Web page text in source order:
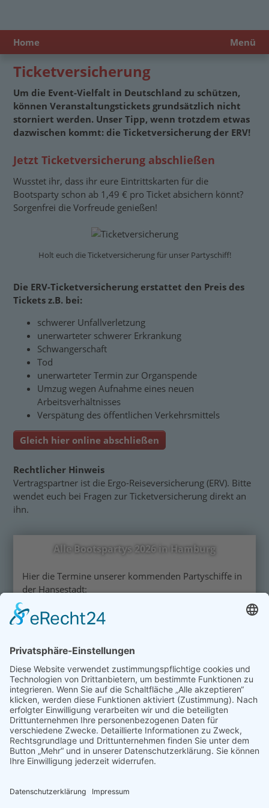
Home Menü
Ticketversicherung
Um die Event-Vielfalt in Deutschland zu schützen,
können Veranstaltungstickets grundsätzlich nicht
storniert werden. Unser Tipp, wenn trotzdem etwas
dazwischen kommt: die Ticketversicherung der ERV!
Jetzt Ticketversicherung abschließen
Wusstet ihr, dass ihr eure Eintrittskarten für die
Bootsparty schon ab 1,49 € pro Ticket absichern könnt?
Sorgenfrei die Vorfreude genießen!
Holt euch die Ticketversicherung für unser Partyschiff!
Die ERV-Ticketversicherung erstattet den Preis des
Tickets z.B. bei:
schwerer Unfallverletzung
unerwarteter schwerer Erkrankung
Schwangerschaft
Tod
unerwarteter Termin zur Organspende
Umzug wegen Aufnahme eines neuen
Arbeitsverhältnisses
Verspätung des öffentlichen Verkehrsmittels
Gleich hier online abschließen
Rechtlicher Hinweis
Vertragspartner ist die Ergo-Reiseversicherung (ERV). Bitte
wendet euch bei Fragen zur Ticketversicherung direkt an
ihn.
Alle Bootspartys 2026 in Hamburg
Hier die Termine unserer kommenden Partyschiffe in
der Hansestadt:
Datum
Special
22.08.26
Live: DJ Matze
29.08.26
26.09.26
Oktoberfest
01.05.27
Alle Preise inklusive MwSt. •